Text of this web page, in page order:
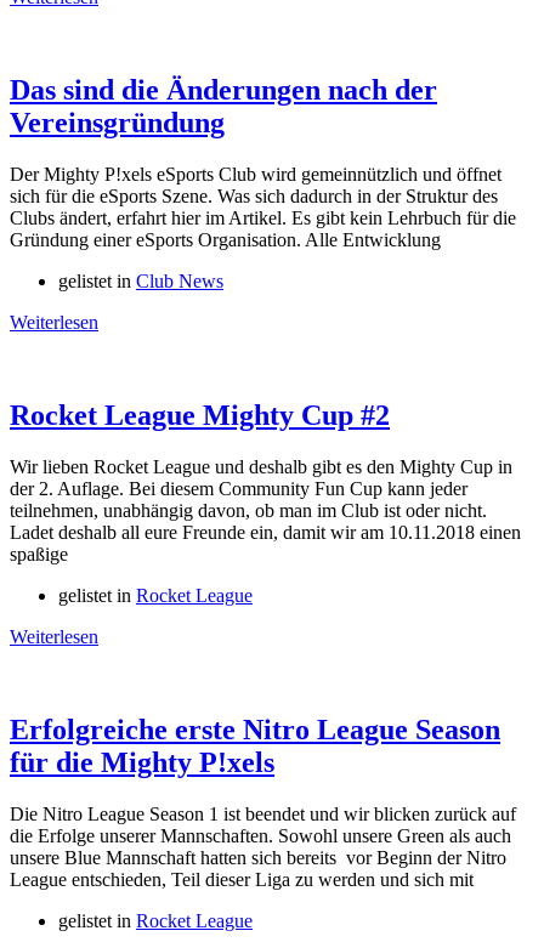
Das sind die Änderungen nach der
Vereinsgründung
Der Mighty P!xels eSports Club wird gemeinnützlich und öffnet
sich für die eSports Szene. Was sich dadurch in der Struktur des
Clubs ändert, erfahrt hier im Artikel. Es gibt kein Lehrbuch für die
Gründung einer eSports Organisation. Alle Entwicklung
gelistet in Club News
Weiterlesen
Rocket League Mighty Cup #2
Wir lieben Rocket League und deshalb gibt es den Mighty Cup in
der 2. Auflage. Bei diesem Community Fun Cup kann jeder
teilnehmen, unabhängig davon, ob man im Club ist oder nicht.
Ladet deshalb all eure Freunde ein, damit wir am 10.11.2018 einen
spaßige
gelistet in Rocket League
Weiterlesen
Erfolgreiche erste Nitro League Season
für die Mighty P!xels
Die Nitro League Season 1 ist beendet und wir blicken zurück auf
die Erfolge unserer Mannschaften. Sowohl unsere Green als auch
unsere Blue Mannschaft hatten sich bereits vor Beginn der Nitro
League entschieden, Teil dieser Liga zu werden und sich mit
gelistet in Rocket League